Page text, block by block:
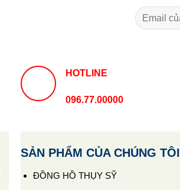
HOTLINE
096.77.00000
SẢN PHẨM CỦA CHÚNG TÔI
ĐỒNG HỒ THỤY SỸ